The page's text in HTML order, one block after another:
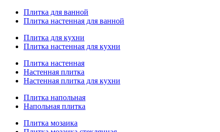
Плитка для ванной
Плитка настенная для ванной
Плитка для кухни
Плитка настенная для кухни
Плитка настенная
Настенная плитка
Настенная плитка для кухни
Плитка напольная
Напольная плитка
Плитка мозаика